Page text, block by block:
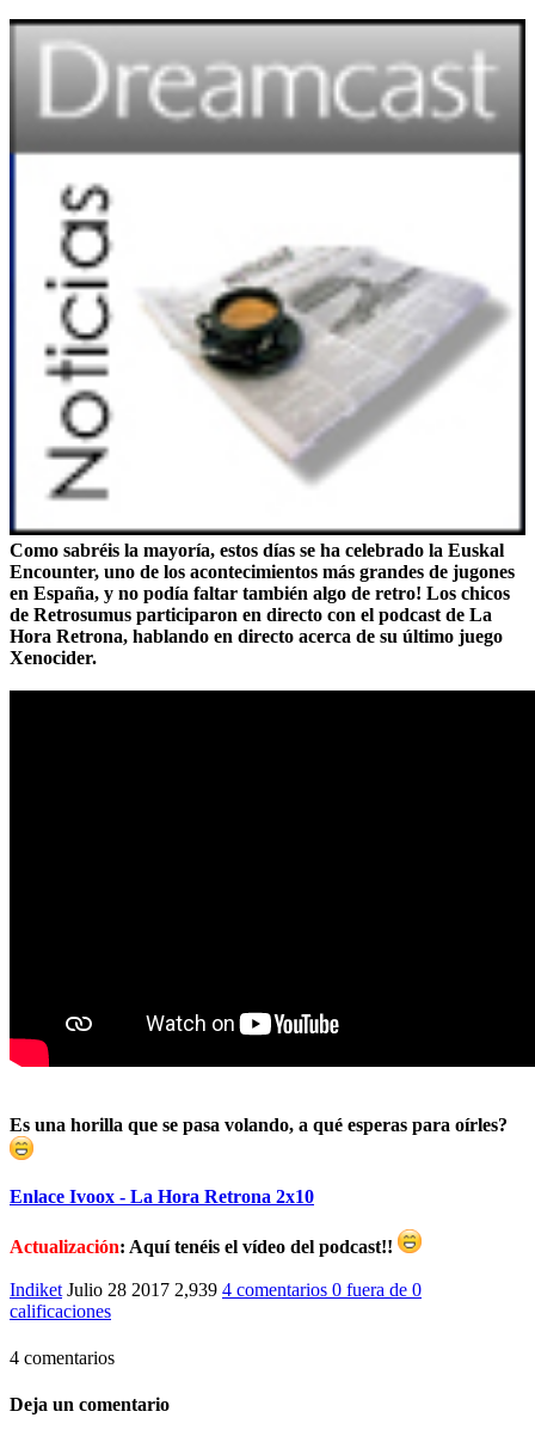
Como sabréis la mayoría, estos días se ha celebrado la Euskal
Encounter, uno de los acontecimientos más grandes de jugones
en España, y no podía faltar también algo de retro! Los chicos
de Retrosumus participaron en directo con el podcast de La
Hora Retrona, hablando en directo acerca de su último juego
Xenocider.
Es una horilla que se pasa volando, a qué esperas para oírles?
Enlace Ivoox - La Hora Retrona 2x10
Actualización: Aquí tenéis el vídeo del podcast!!
Indiket Julio 28 2017 2,939 4 comentarios 0 fuera de 0
calificaciones
4 comentarios
Deja un comentario